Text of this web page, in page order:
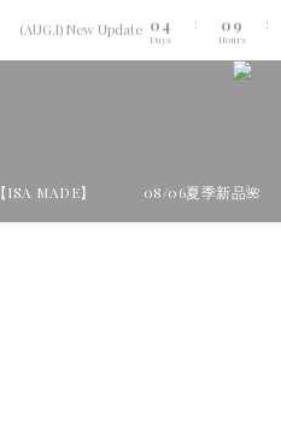
Aug.06th-Aug.12th new
(AUG.I) New Update 04
3
Days
:
09
8
7
1
0
Hours
:
【ISA MADE】 08/06夏季新品🌺